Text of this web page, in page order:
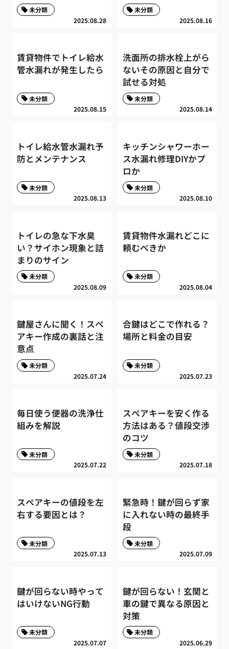
2025.08.28
未分類
2025.08.16
未分類
賃貸物件でトイレ給水
管水漏れが発生したら
2025.08.15
未分類
洗面所の排水栓上がら
ないその原因と自分で
試せる対処
2025.08.14
未分類
トイレ給水管水漏れ予
防とメンテナンス
2025.08.13
未分類
キッチンシャワーホー
ス水漏れ修理DIYかプ
ロか
2025.08.10
未分類
トイレの急な下水臭
い？サイホン現象と詰
まりのサイン
2025.08.09
未分類
賃貸物件水漏れどこに
頼むべきか
2025.08.04
未分類
鍵屋さんに聞く！スペ
アキー作成の裏話と注
意点
2025.07.24
未分類
合鍵はどこで作れる？
場所と料金の目安
2025.07.23
未分類
毎日使う便器の洗浄仕
組みを解説
2025.07.22
未分類
スペアキーを安く作る
方法はある？値段交渉
のコツ
2025.07.18
未分類
スペアキーの値段を左
右する要因とは？
2025.07.13
未分類
緊急時！鍵が回らず家
に入れない時の最終手
段
2025.07.09
未分類
鍵が回らない時やって
はいけないNG行動
2025.07.07
未分類
鍵が回らない！玄関と
車の鍵で異なる原因と
対策
2025.06.29
未分類